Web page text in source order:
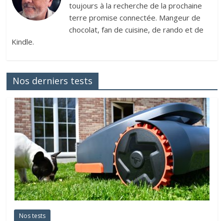
toujours à la recherche de la prochaine
terre promise connectée. Mangeur de
chocolat, fan de cuisine, de rando et de
Kindle.
Nos derniers tests
Nos tests